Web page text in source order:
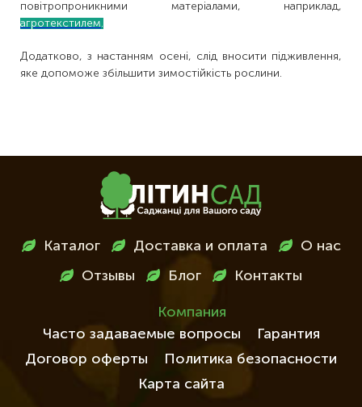
повітропроникними матеріалами, наприклад,
агротекстилем.
Додатково, з настанням осені, слід вносити підживлення,
яке допоможе збільшити зимостійкість рослини.
МенюКаталог Доставка и оплата О нас
Отзывы Блог Контакты
Компания
Часто задаваемые вопросы
Гарантия
Договор оферты
Политика безопасности
Карта сайта